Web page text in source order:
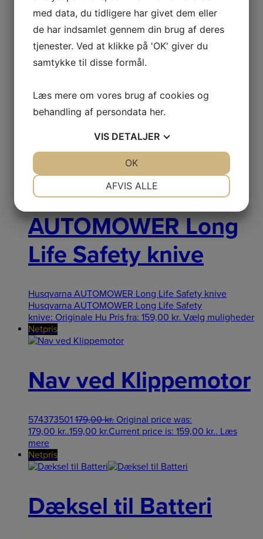
mere
Netpris
Lejekit til baghjul
BAGHJULSKIT AM305159,00kr. Original price was:
Husqvarna
AUTOMOWER Long
Life Safety knive
Husqvarna AUTOMOWER Long Life Safety knive
Husqvarna AUTOMOWER Long Life Safety
knive: Originale Hu Pris fra: 159,00 kr. Vælg muligheder
Netpris
Nav ved Klippemotor
574373501 179,00kr. Original price was:
179,00 kr..159,00 kr.Current price is: 159,00 kr.. Læs
mere
Netpris
Dæksel til Batteri
med data, du tidligere har givet dem eller
de har indsamlet gennem din brug af deres
tjenester. Ved at klikke på 'OK' giver du
samtykke til disse formål.
Læs mere om vores brug af cookies og
behandling af persondata her.
VIS DETALJER
MARKETING STATISTIK
AFVIS ALLE
OK